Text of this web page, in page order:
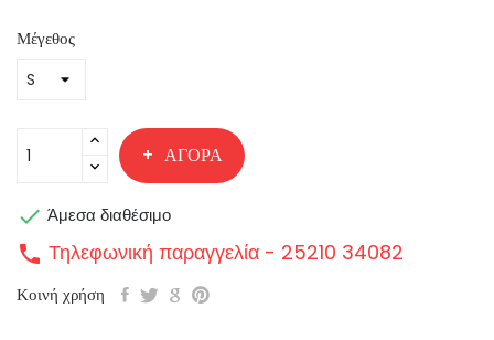
Μέγεθος
ΑΓΟΡΆ
 Άμεσα διαθέσιμο
call Τηλεφωνική παραγγελία - 25210 34082
Κοινή χρήση